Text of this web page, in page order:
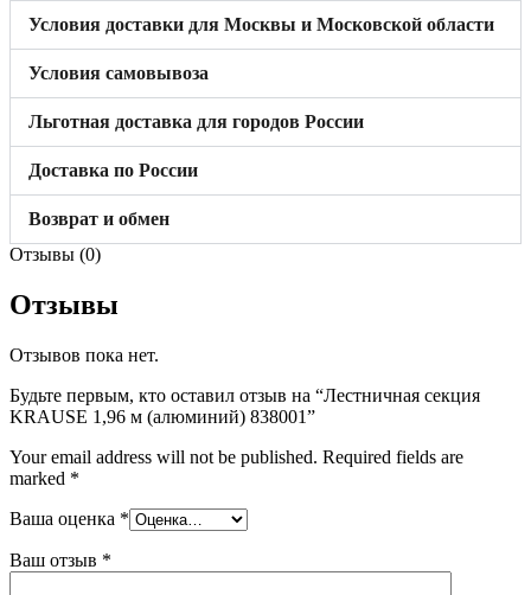
Условия доставки для Москвы и Московской области
Условия самовывоза
Льготная доставка для городов России
Доставка по России
Возврат и обмен
Отзывы (0)
Отзывы
Отзывов пока нет.
Будьте первым, кто оставил отзыв на “Лестничная секция
KRAUSE 1,96 м (алюминий) 838001”
Your email address will not be published. Required fields are
marked *
Ваша оценка *
Ваш отзыв *